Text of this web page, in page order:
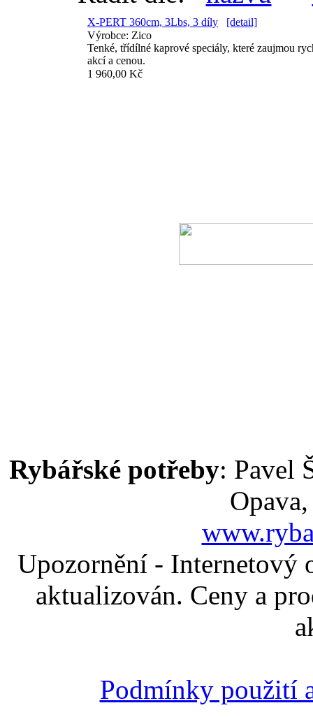
X-PERT 360cm, 3Lbs, 3 díly
[detail]
Výrobce: Zico
Tenké, třídílné kaprové speciály, které zaujmou
akcí a cenou.
1 960,00 Kč
Rybářské potřeby: Pavel
Upozornění - Internetový
aktualizován. Ceny a
Podmínky použití